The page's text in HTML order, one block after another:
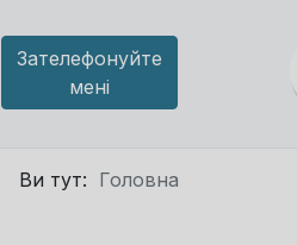
Зателефонуйте
мені
Ви тут: Головна